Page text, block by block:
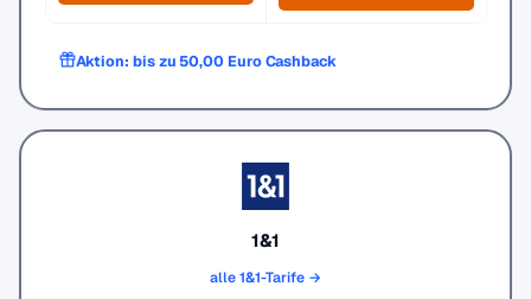
Aktion: bis zu 50,00 Euro Cashback
1&1
alle 1&1-Tarife →